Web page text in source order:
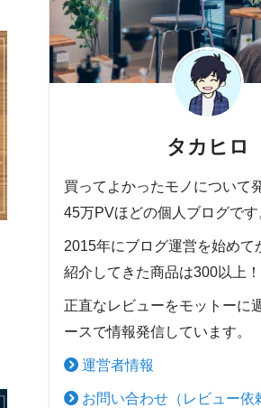
タカヒロ
買ってよかったモノについて
45万PVほどの個人ブログです
2015年にブログ運営を始めて
紹介してきた商品は300以上！
正直なレビューをモットーに
ースで情報発信しています。
運営者情報
お問い合わせ（レビュー依